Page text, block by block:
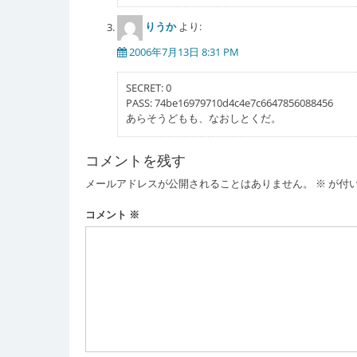
りうか より:
2006年7月13日 8:31 PM
SECRET: 0
PASS: 74be16979710d4c4e7c6647856088456
あらそうどもも、なおしとくだ。
コメントを残す
メールアドレスが公開されることはありません。 ※ が付
コメント ※